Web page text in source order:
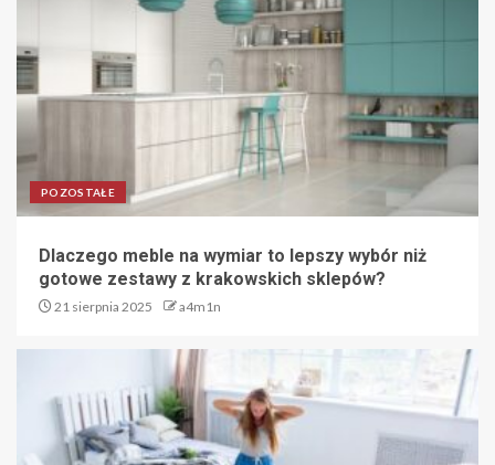
POZOSTAŁE
Dlaczego meble na wymiar to lepszy wybór niż
gotowe zestawy z krakowskich sklepów?
21 sierpnia 2025 a4m1n